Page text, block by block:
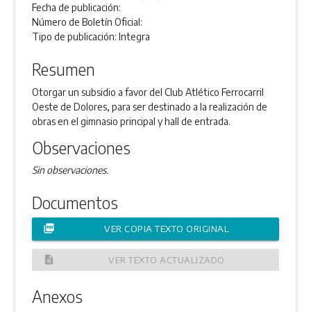
Fecha de publicación:
Número de Boletín Oficial:
Tipo de publicación:Integra
Resumen
Otorgar un subsidio a favor del Club Atlético Ferrocarril
Oeste de Dolores, para ser destinado a la realización de
obras en el gimnasio principal y hall de entrada.
Observaciones
Sin observaciones.
Documentos
picture_as_pdf VER COPIA TEXTO ORIGINAL
description VER TEXTO ACTUALIZADO
Anexos